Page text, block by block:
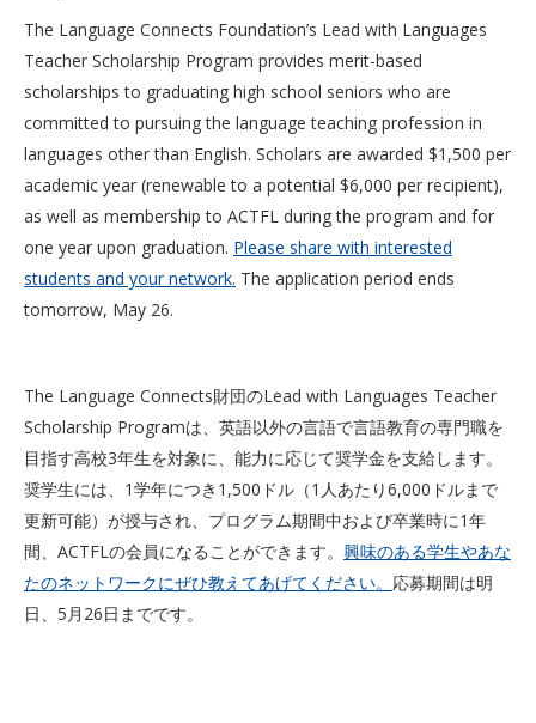
The Language Connects Foundation’s Lead with Languages
Teacher Scholarship Program provides merit-based
scholarships to graduating high school seniors who are
committed to pursuing the language teaching profession in
languages other than English. Scholars are awarded $1,500 per
academic year (renewable to a potential $6,000 per recipient),
as well as membership to ACTFL during the program and for
one year upon graduation. Please share with interested
students and your network. The application period ends
tomorrow, May 26.
The Language Connects財団のLead with Languages Teacher
Scholarship Programは、英語以外の言語で言語教育の専門職を
目指す高校3年生を対象に、能力に応じて奨学金を支給します。
奨学生には、1学年につき1,500ドル（1人あたり6,000ドルまで
更新可能）が授与され、プログラム期間中および卒業時に1年
間、ACTFLの会員になることができます。 興味のある学生やあな
たのネットワークにぜひ教えてあげてください。 応募期間は明
日、5月26日までです。